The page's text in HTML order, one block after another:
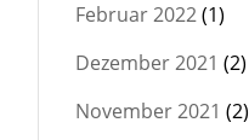
Februar 2022(1)
Dezember 2021 (2)
November 2021 (2)